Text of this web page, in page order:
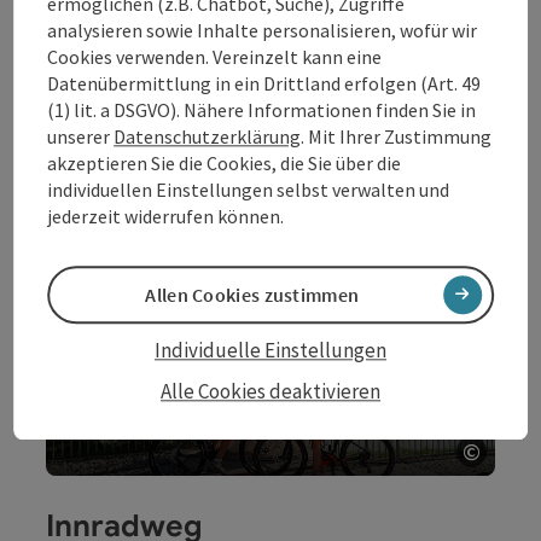
©
Römerradweg
©
Zum Römerradweg
Innradweg
analysieren sowie Inhalte personalisieren, wofür wir
Cookies verwenden. Vereinzelt kann eine
Datenübermittlung in ein Drittland erfolgen (Art. 49
(1) lit. a DSGVO). Nähere Informationen finden Sie in
unserer Datenschutzerklärung. Mit Ihrer Zustimmung
akzeptieren Sie die Cookies, die Sie über die
individuellen Einstellungen selbst verwalten und
jederzeit widerrufen können.
Alle Cookies deaktivieren
Individuelle Einstellungen
Allen Cookies zustimmen